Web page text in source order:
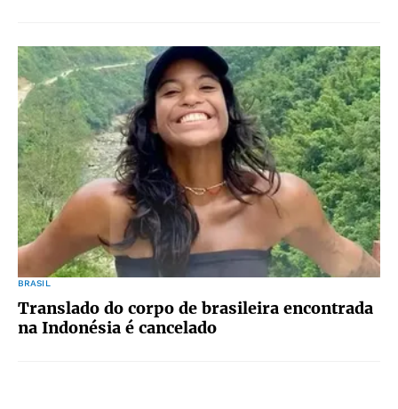
BRASIL
Translado do corpo de brasileira encontrada
na Indonésia é cancelado